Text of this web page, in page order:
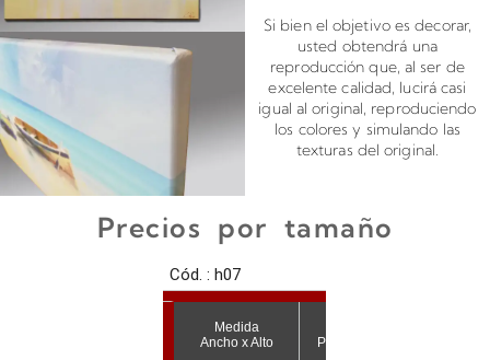
Si bien el objetivo es decorar,
usted obtendrá una
reproducción que, al ser de
excelente calidad, lucirá casi
igual al original, reproduciendo
los colores y simulando las
texturas del original.
Precios por tamaño